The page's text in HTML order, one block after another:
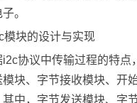
。
块的设计与实现
协议中传输过程的特点
块、字节接收模块、开
其中，字节发送模块、字